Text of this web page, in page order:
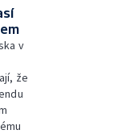
v
že